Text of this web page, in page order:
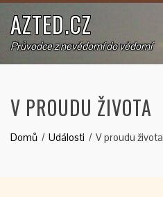
AZTED.CZ
Průvodce z nevědomí do vědomí
V PROUDU ŽIVOTA
Domů Události V proudu života